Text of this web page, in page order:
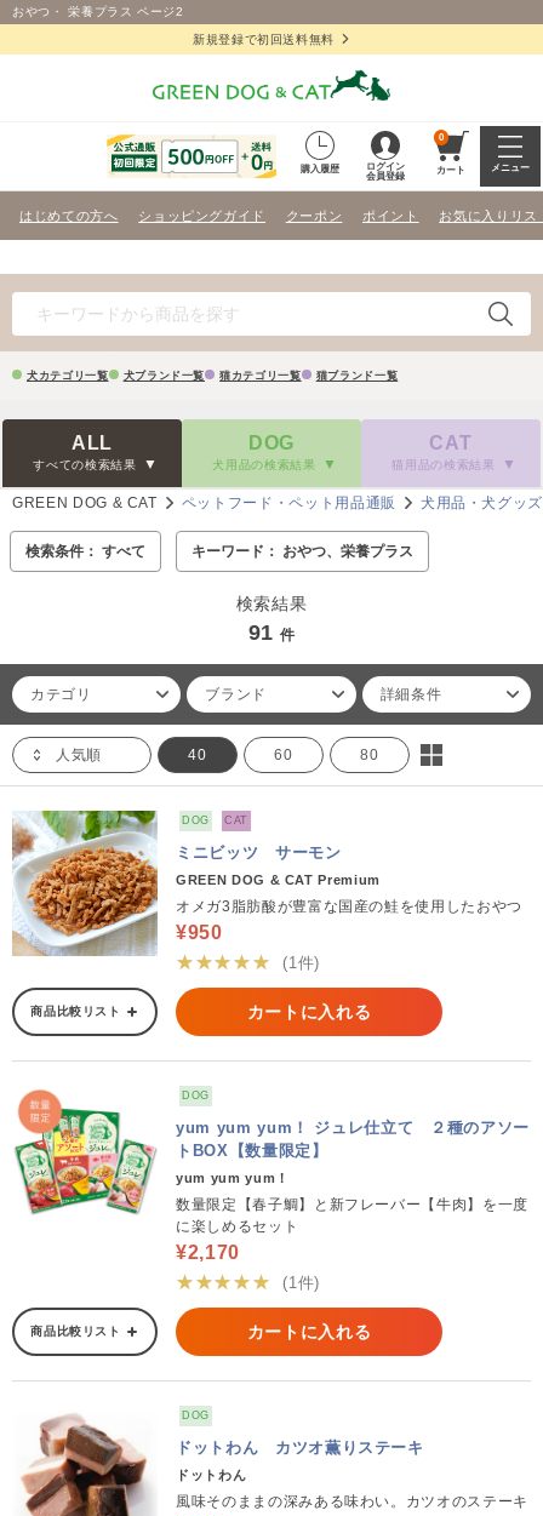
おやつ・ 栄養プラス ページ2
新規登録で初回送料無料
購入履歴
ログイン
会員登録
0
カート メニュー
はじめての方へ ショッピングガイド クーポン ポイント お気に入りリス
犬カテゴリ一覧 犬ブランド一覧 猫カテゴリ一覧 猫ブランド一覧
ALL
すべての検索結果
DOG
犬用品の検索結果
CAT
猫用品の検索結果
GREEN DOG & CAT ペットフード・ペット用品通販 犬用品・犬グッズ
検索条件： すべて キーワード： おやつ、栄養プラス
検索結果
91 件
カテゴリ ブランド 詳細条件
人気順 40 60 80
DOG CAT
ミニビッツ サーモン
GREEN DOG & CAT Premium
オメガ3脂肪酸が豊富な国産の鮭を使用したおやつ
¥950
★★★★★
(1件)
商品比較リスト カートに入れる
DOG
yum yum yum！ ジュレ仕立て ２種のアソー
トBOX【数量限定】
yum yum yum！
数量限定【春子鯛】と新フレーバー【牛肉】を一度
に楽しめるセット
¥2,170
★★★★★
(1件)
商品比較リスト カートに入れる
DOG
ドットわん カツオ薫りステーキ
ドットわん
風味そのままの深みある味わい。カツオのステーキ